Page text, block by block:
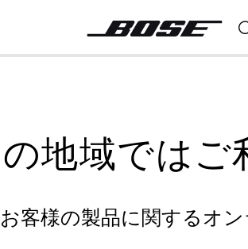
地域では
客様の製品に関するオ